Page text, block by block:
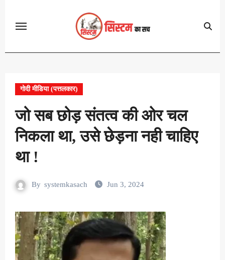
गोदी मीडिया (पत्तलकार)
जो सब छोड़ संतत्व की ओर चल
निकला था, उसे छेड़ना नही चाहिए
था !
By systemkasach Jun 3, 2024